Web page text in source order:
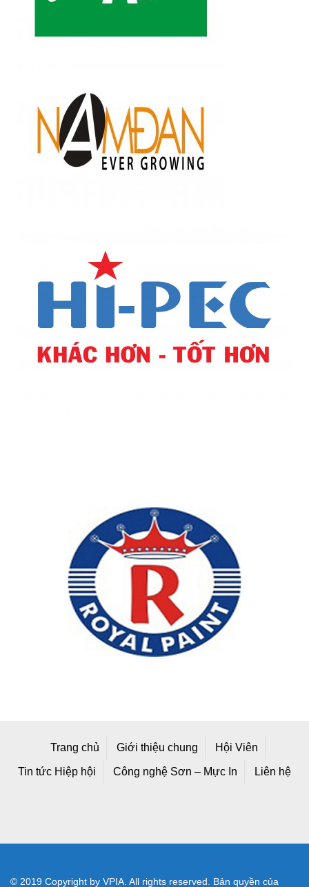
Trang chủ Giới thiệu chung Hội Viên
Tin tức Hiệp hội Công nghệ Sơn – Mực In Liên hệ
© 2019 Copyright by VPIA. All rights reserved. Bản quyền của